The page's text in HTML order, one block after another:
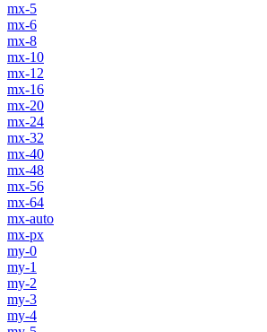
mx-5
mx-6
mx-8
mx-10
mx-12
mx-16
mx-20
mx-24
mx-32
mx-40
mx-48
mx-56
mx-64
mx-auto
mx-px
my-0
my-1
my-2
my-3
my-4